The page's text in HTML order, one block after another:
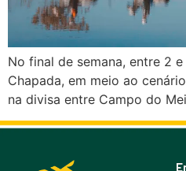
No final de semana, entre 2
Chapada, em meio ao
na divisa entre Campo do